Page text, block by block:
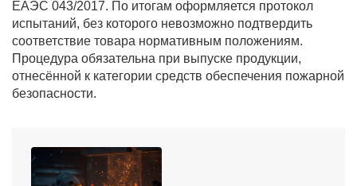
ЕАЭС 043/2017. По итогам оформляется протокол
испытаний, без которого невозможно подтвердить
соответствие товара нормативным положениям.
Процедура обязательна при выпуске продукции,
отнесённой к категории средств обеспечения пожарной
безопасности.